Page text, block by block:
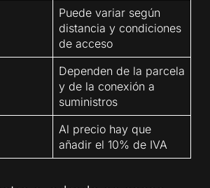
Puede variar según
distancia y condiciones
de acceso
Dependen de la parcela
y de la conexión a
suministros
Al precio hay que
añadir el 10% de IVA